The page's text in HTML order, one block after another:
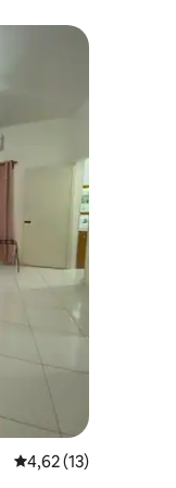
Gemiddelde
4,62 (13)